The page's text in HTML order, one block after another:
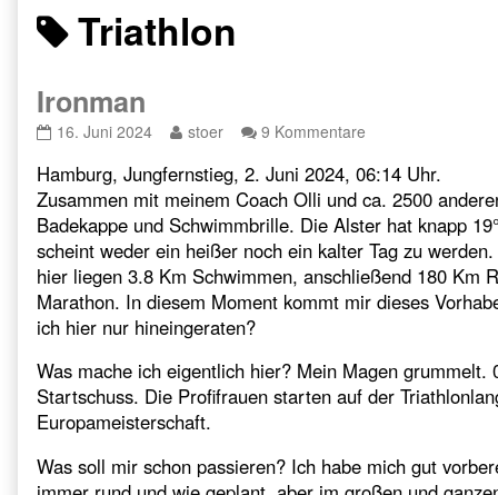
Posts
Triathlon
Ironman
Ironman
on
16. Juni 2024
Read
posts
by
the
author
of
Ironman,
stoer 9 Kommentare
Hamburg, Jungfernstieg, 2. Juni 2024, 06:14 Uhr.
Zusammen mit meinem Coach Olli und ca. 2500
Badekappe und Schwimmbrille. Die Alster hat knapp
scheint weder ein heißer noch ein kalter Tag zu
hier liegen 3.8 Km Schwimmen, anschließend 180 Km
Marathon. In diesem Moment kommt mir dieses
ich hier nur hineingeraten?
Was mache ich eigentlich hier? Mein Magen
Startschuss. Die Profifrauen starten auf der
Europameisterschaft.
Was soll mir schon passieren? Ich habe mich gut